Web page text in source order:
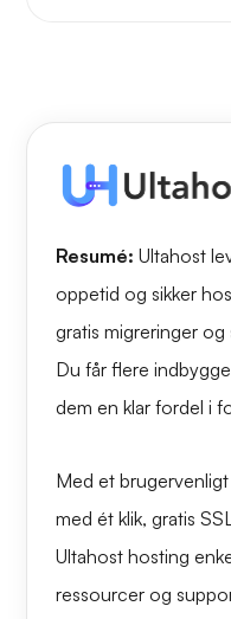
Resumé: Ultahost
oppetid og sikker
gratis migreringer
Du får flere
dem en klar fordel i
Med et
med ét klik, gratis
Ultahost hosting
ressourcer og